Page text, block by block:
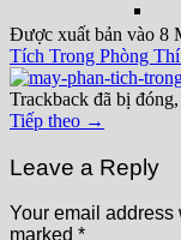
Được xuất bản vào 8
Tích Trong Phòng
Trackback đã bị
Tiếp theo →
Leave a Reply
Your email
marked *